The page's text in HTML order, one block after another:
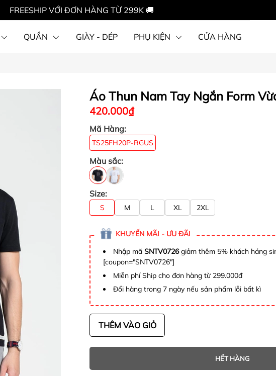
FREESHIP VỚI ĐƠN HÀNG TỪ 299K 🚚
QUẦN GIÀY - DÉP PHỤ KIỆN CỬA HÀNG
Áo Thun Nam Tay Ngắn Form
420.000₫
Mã Hàng:
TS25FH20P-RGUS
Màu sắc:
Size:
S M L XL 2XL
KHUYẾN MÃI - ƯU ĐÃI
Nhập mã SNTV0726giảm thêm 5% khách háng
[coupon="SNTV0726"]
Miễn phí Ship cho đơn hàng từ 299.000đ
Đổi hàng trong 7 ngày nếu sản phẩm lỗi bất kì
THÊM VÀO GIỎ
HẾT HÀNG